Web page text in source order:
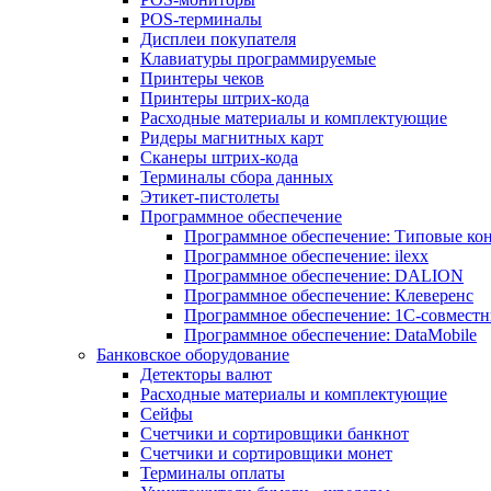
POS-терминалы
Дисплеи покупателя
Клавиатуры программируемые
Принтеры чеков
Принтеры штрих-кода
Расходные материалы и комплектующие
Ридеры магнитных карт
Сканеры штрих-кода
Терминалы сбора данных
Этикет-пистолеты
Программное обеспечение
Программное обеспечение: Типовые
Программное обеспечение: ilexx
Программное обеспечение: DALION
Программное обеспечение: Клеверенс
Программное обеспечение: 1С-
Программное обеспечение: DataMobile
Банковское оборудование
Детекторы валют
Расходные материалы и комплектующие
Сейфы
Счетчики и сортировщики банкнот
Счетчики и сортировщики монет
Терминалы оплаты